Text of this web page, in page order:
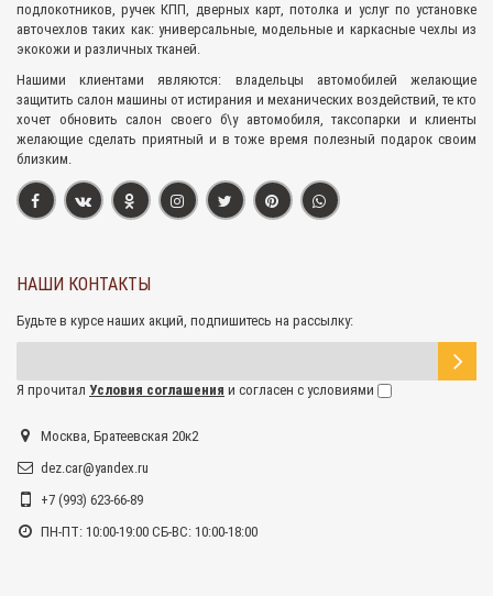
подлокотников, ручек КПП, дверных карт, потолка и услуг по установке
авточехлов таких как: универсальные, модельные и каркасные чехлы из
экокожи и различных тканей.
Нашими клиентами являются: владельцы автомобилей желающие
защитить салон машины от истирания и механических воздействий, те кто
хочет обновить салон своего б\у автомобиля, таксопарки и клиенты
желающие сделать приятный и в тоже время полезный подарок своим
близким.
НАШИ КОНТАКТЫ
Будьте в курсе наших акций, подпишитесь на рассылку:
Я прочитал Условия соглашения и согласен с условиями
Москва, Братеевская 20к2
dez.car@yandex.ru
+7 (993) 623-66-89
ПН-ПТ: 10:00-19:00 СБ-ВС: 10:00-18:00